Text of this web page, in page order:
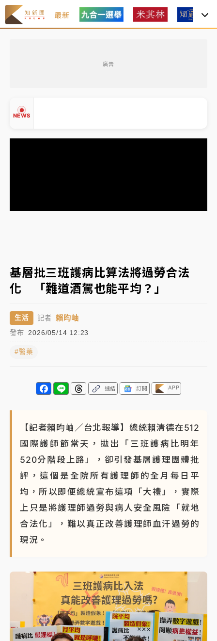
最新
廣告
NEWS
有片｜
連根拔起
中颱白海豚風雨來了！中部以北防豪雨 今晚、明天影
連根拔起
中颱白海豚風雨來了！中部以北防豪雨 今晚、明天影
白海豚逼近！北市水門只出不進 未移置車輛最高罰
4800＋拖吊費
基層批三班護病比算法將過勞合法
化 「難道酒駕也能平均？」
生活 記者 賴昀岫
發布 2026/05/14 12:23
#醫藥
連結 訂閱 APP
【記者賴昀岫／台北報導】總統賴清德在512
國際護師節當天，拋出「三班護病比明年
520分階段上路」，卻引發基層護理團體批
評，這個是全院所有護理師的全月每日平
均，所以即便總統宣布這項「大禮」，實際
上只是將護理師過勞與病人安全風險「就地
合法化」，難以真正改善護理師血汗過勞的
現況。